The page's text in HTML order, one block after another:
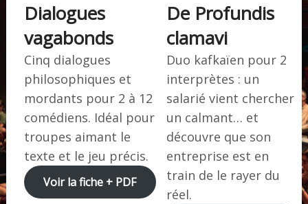
Dialogues
vagabonds
Cinq dialogues
philosophiques et
mordants pour 2 à 12
comédiens. Idéal pour
troupes aimant le
texte et le jeu précis.
Voir la fiche + PDF
De Profundis
clamavi
Duo kafkaïen pour 2
interprètes : un
salarié vient chercher
un calmant… et
découvre que son
entreprise est en
train de le rayer du
réel.